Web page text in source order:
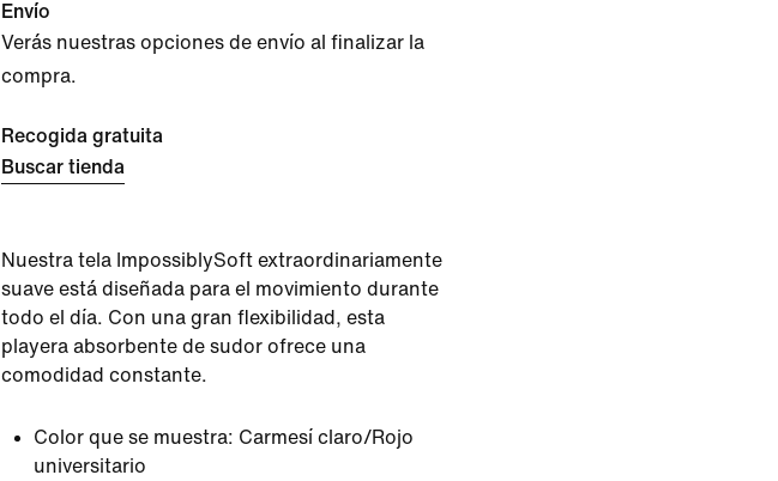
Envío
Verás nuestras opciones de envío al finalizar la
compra.
Recogida gratuita
Buscar tienda
Nuestra tela ImpossiblySoft extraordinariamente
suave está diseñada para el movimiento durante
todo el día. Con una gran flexibilidad, esta
playera absorbente de sudor ofrece una
comodidad constante.
Color que se muestra: Carmesí claro/Rojo
universitario